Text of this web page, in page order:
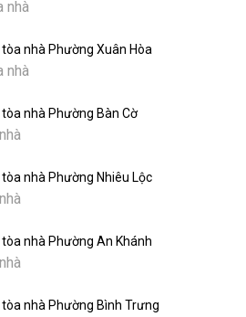
nhà
nhà Phường Xuân Hòa
nhà
nhà Phường Bàn Cờ
nhà Phường Nhiêu Lộc
nhà Phường An Khánh
nhà Phường Bình Trưng